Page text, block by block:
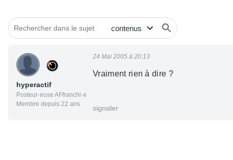
hyperactif
Posteur·euse AFfranchi·e
Membre depuis 22 ans
24 Mai 2005 à 20:13
Vraiment rien à dire ?
signaler